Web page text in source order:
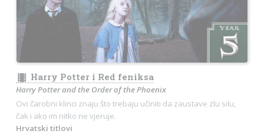
theaters Harry Potter i Red feniksa
Harry Potter and the Order of the Phoenix
Ovi čarobni klinci znaju što trebaju učiniti da zaustave zlu silu,
čak i ako im nitko ne vjeruje.
Hrvatski titlovi